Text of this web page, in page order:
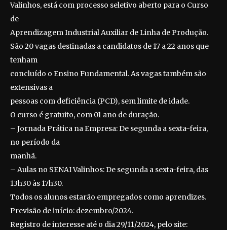
Valinhos, está com processo seletivo aberto para o Curso
de
Aprendizagem Industrial Auxiliar de Linha de Produção.
São 20 vagas destinadas a candidatos de 17 a 22 anos que
tenham
concluído o Ensino Fundamental. As vagas também são
extensivas a
pessoas com deficiência (PCD), sem limite de idade.
O curso é gratuito, com 01 ano de duração.
– Jornada Prática na Empresa: De segunda a sexta-feira,
no período da
manhã.
– Aulas no SENAI Valinhos: De segunda a sexta-feira, das
13h30 às 17h30.
Todos os alunos estarão empregados como aprendizes.
Previsão de início: dezembro/2024.
Registro de interesse até o dia 29/11/2024, pelo site: